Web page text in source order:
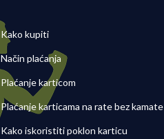
Kako kupiti
Način plaćanja
Plaćanje karticom
Plaćanje karticama na rate bez kamate
Kako iskoristiti poklon karticu